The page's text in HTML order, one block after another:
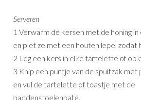
Serveren
1 Verwarm de kersen met de honing
en plet ze met een houten lepel zodat
2 Leg een kers in elke tartelette of op
3 Knip een puntje van de spuitzak
en vul de tartelette of toastje met de
paddenstoelenpaté.